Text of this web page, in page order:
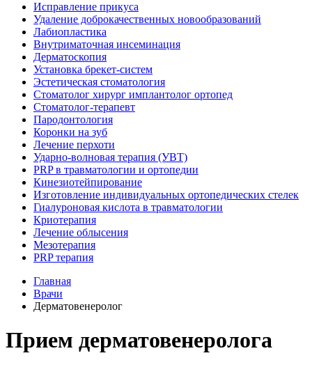
Исправление прикуса
Удаление доброкачественных новообразований
Лабиопластика
Внутриматочная инсеминация
Дерматоскопия
Установка брекет-систем
Эстетическая стоматология
Стоматолог хирург имплантолог ортопед
Стоматолог-терапевт
Пародонтология
Коронки на зуб
Лечение перхоти
Ударно-волновая терапия (УВТ)
PRP в травматологии и ортопедии
Кинезиотейпирование
Изготовление индивидуальных ортопедических стелек
Гиалуроновая кислота в травматологии
Криотерапия
Лечение облысения
Мезотерапия
PRP терапия
Главная
Врачи
Дерматовенеролог
Прием дерматовенеролога